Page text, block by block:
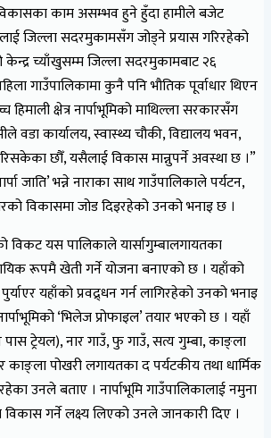
काम असम्भव हुने हुँदा हामीले बजेट
जिल्ला सदरमुकामसँग जोड्ने प्रयास गरिरहेको
च्याँखुसम्म जिल्ला सदरमुकामबाट २६
गाउँपालिकामा कुनै पनि भौतिक पूर्वाधार थिएन
हिमाली क्षेत्र नार्पाभूमिको माथिल्ला सरकारसँग
वडा कार्यालय, स्वास्थ्य चौकी, विद्यालय भवन,
छौँ, यसैलाई विकास मान्नुपर्ने अवस्था छ ।”
जाति’ भन्ने नाराका साथ गाउँपालिकाले पर्यटन,
विकासमा जोड दिइरहेको उनको भनाइ छ ।
विकट यस पालिकाले यार्सागुम्बालगायतका
रूपमै खेती गर्ने योजना बनाएको छ । यहाँको
यहाँको प्रवद्र्धन गर्न लागिरहेको उनको भनाइ
‘भिलेज प्रोफाइल’ तयार भएको छ । यहाँ
ट्रेयल), नार गाउँ, फु गाउँ, सत्य गुम्बा, काङ्ला
काङ्ला पोखरी लगायतका द पर्यटकीय तथा धार्मिक
उनले बताए । नार्पाभूमि गाउँपालिकालाई नमुना
गर्ने लक्ष्य लिएको उनले जानकारी दिए ।